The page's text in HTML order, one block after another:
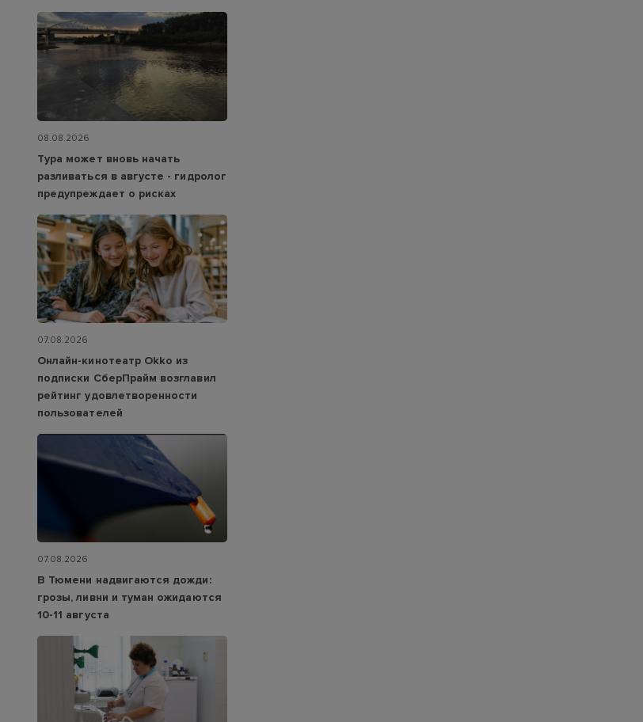
08.08.2026
Тура может вновь начать
разливаться в августе - гидролог
предупреждает о рисках
07.08.2026
Онлайн-кинотеатр Okko из
подписки СберПрайм возглавил
рейтинг удовлетворенности
пользователей
07.08.2026
В Тюмени надвигаются дожди:
грозы, ливни и туман ожидаются
10-11 августа